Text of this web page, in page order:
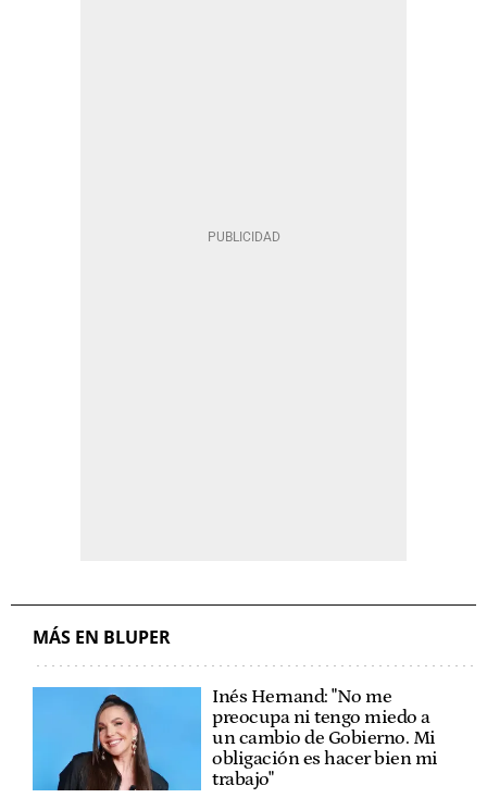
MÁS EN BLUPER
Inés Hernand: "No me
preocupa ni tengo miedo a
un cambio de Gobierno. Mi
obligación es hacer bien mi
trabajo"